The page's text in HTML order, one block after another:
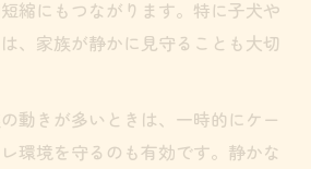
縮にもつながります。特に子犬や
、家族が静かに見守ることも大切
動きが多いときは、一時的にケー
環境を守るのも有効です。静かな